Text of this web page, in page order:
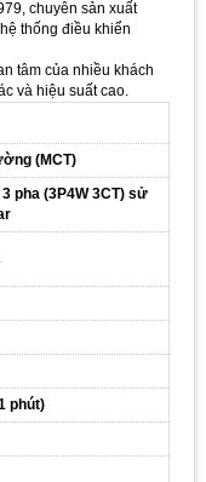
chuyên sản xuất
thống điều khiển
tâm của nhiều khách
và hiệu suất cao.
(MCT)
pha (3P4W 3CT) sử
phút)